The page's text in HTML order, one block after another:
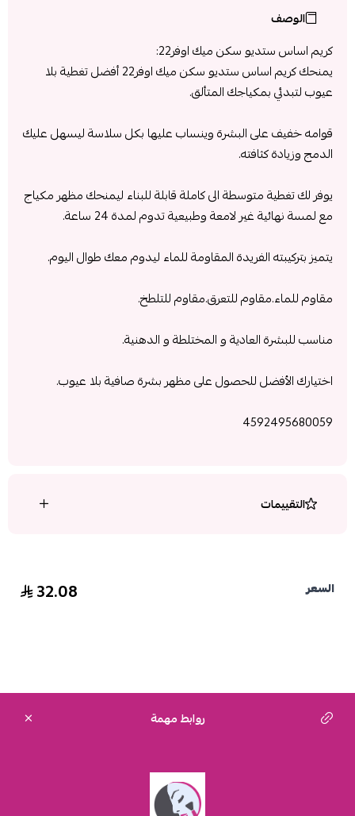
الوصف
كريم اساس ستديو سكن ميك اوفر22:
يمنحك كريم اساس ستديو سكن ميك اوفر22 أفضل تغطية بلا
عيوب لتبدئي بمكياجك المتألق.
قوامه خفيف على البشرة وينساب عليها بكل سلاسة ليسهل عليك
الدمج وزيادة كثافته.
يوفر لك تغطية متوسطة الى كاملة قابلة للبناء ليمنحك مظهر مكياج
مع لمسة نهائية غير لامعة وطبيعية تدوم لمدة 24 ساعة.
يتميز بتركيبته الفريدة المقاومة للماء ليدوم معك طوال اليوم.
مقاوم للماء.مقاوم للتعرق.مقاوم للتلطخ.
مناسب للبشرة العادية و المختلطة و الدهنية.
اختيارك الأفضل للحصول على مظهر بشرة صافية بلا عيوب.
4592495680059
التقييمات
السعر 32.08
روابط مهمة